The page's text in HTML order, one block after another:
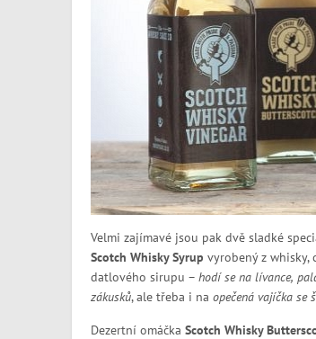
Velmi zajímavé jsou pak dvě sladké
Scotch Whisky Syrup vyrobený z
datlového sirupu – hodí se na lívance,
zákusků, ale třeba i na opečená vajíčka se
Dezertní omáčka Scotch Whisky